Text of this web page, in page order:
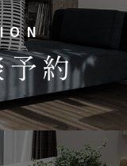
予約